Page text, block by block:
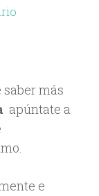
más
apúntate a
e